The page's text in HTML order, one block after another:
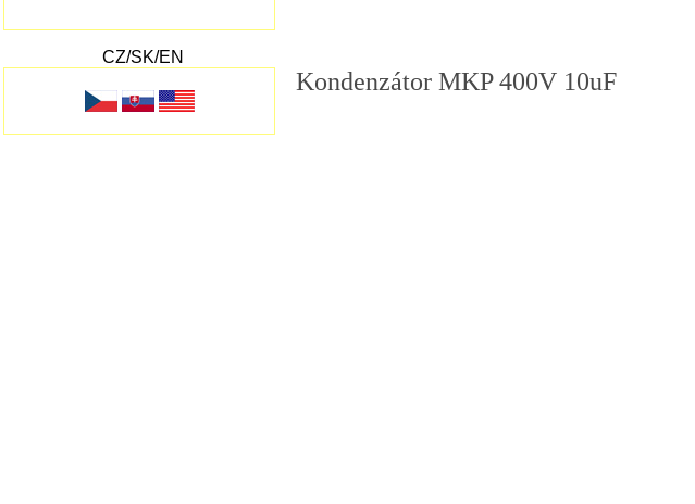
CZ/SK/EN
Kondenzátor MKP 400V 10uF